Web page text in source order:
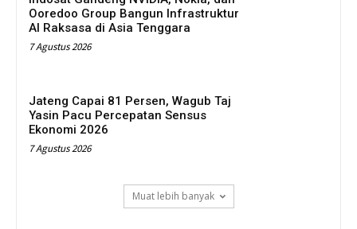
Ooredoo Group Bangun Infrastruktur
AI Raksasa di Asia Tenggara
7 Agustus 2026
Jateng Capai 81 Persen, Wagub Taj
Yasin Pacu Percepatan Sensus
Ekonomi 2026
7 Agustus 2026
Muat lebih banyak